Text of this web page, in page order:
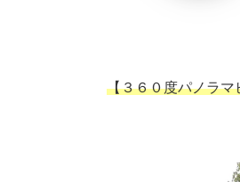
【３６０度パノラマ